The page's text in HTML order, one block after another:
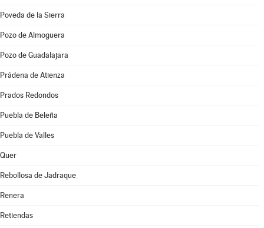
Poveda de la Sierra
Pozo de Almoguera
Pozo de Guadalajara
Prádena de Atienza
Prados Redondos
Puebla de Beleña
Puebla de Valles
Quer
Rebollosa de Jadraque
Renera
Retiendas